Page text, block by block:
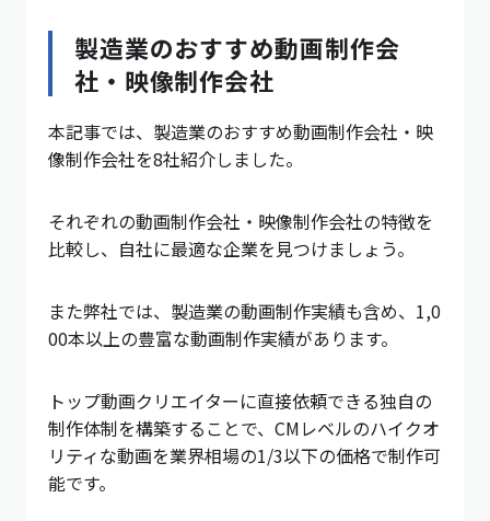
製造業のおすすめ動画制作会
社・映像制作会社
本記事では、製造業のおすすめ動画制作会社・映
像制作会社を8社紹介しました。
それぞれの動画制作会社・映像制作会社の特徴を
比較し、自社に最適な企業を見つけましょう。
また弊社では、製造業の動画制作実績も含め、1,0
00本以上の豊富な動画制作実績があります。
トップ動画クリエイターに直接依頼できる独自の
制作体制を構築することで、CMレベルのハイクオ
リティな動画を業界相場の1/3以下の価格で制作可
能です。